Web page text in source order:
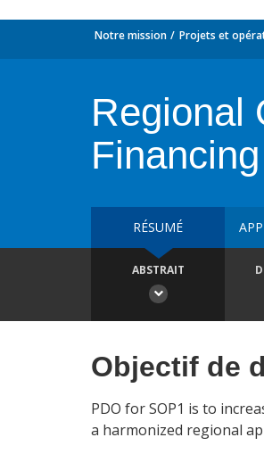
Notre mission Projets et
Regional
Financing
RÉSUMÉ
ABSTRAIT
Objectif de
PDO for SOP1 is to
a harmonized regional